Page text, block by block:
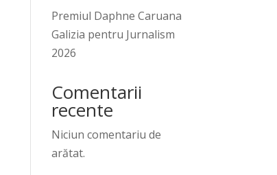
Premiul Daphne Caruana
Galizia pentru Jurnalism
2026
Comentarii
recente
Niciun comentariu de
arătat.